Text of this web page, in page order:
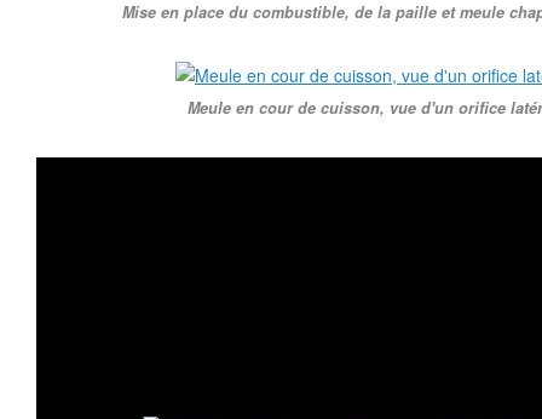
Mise en place du combustible, de la paille et meule
Meule en cour de cuisson, vue d'un orifice